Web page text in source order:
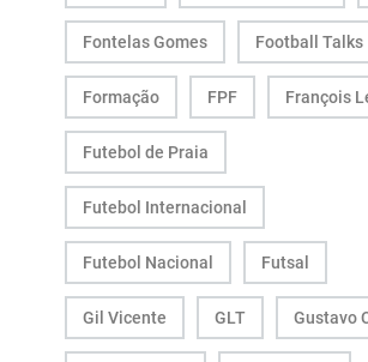
Fontelas Gomes Football Talks
Formação FPF François
Futebol de Praia
Futebol Internacional
Futebol Nacional Futsal
Gil Vicente GLT Gustavo